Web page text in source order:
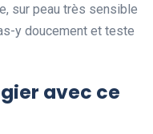
sur peau très sensible
y doucement et teste
avec ce